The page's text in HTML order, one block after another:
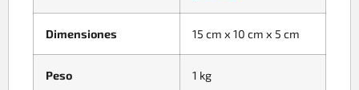
Dimensiones 15 cm x 10 cm x 5 cm
Peso 1 kg